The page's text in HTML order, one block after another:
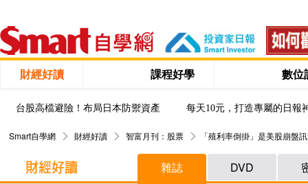
財經好讀 課程好學 數位
台股高檔避險！布局日本防禦資產 每天10元，打造專屬的日報
Smart自學網 財經好讀 智富月刊：股票 「殖利率倒掛」是美股崩盤
雜誌 DVD